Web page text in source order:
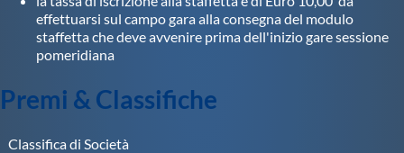
effettuarsi sul campo gara alla consegna del modulo
staffetta che deve avvenire prima dell'inizio gare sessione
pomeridiana
Premi & Classifiche
Classifica di Società